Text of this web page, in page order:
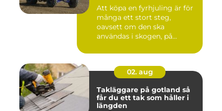
Att köpa en fyrhjuling är för
många ett stort steg,
oavsett om den ska
användas i skogen, på
02. aug
Takläggare på gotland så
får du ett tak som håller i
längden